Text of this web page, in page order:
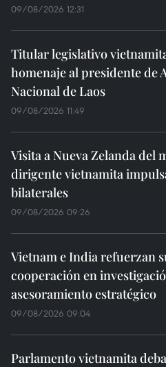
09/08/2026 12:31
Titular legislativo
homenaje al presidente de
Nacional de Laos
09/08/2026 11:49
Visita a Nueva Zelanda del
dirigente vietnamita
bilaterales
09/08/2026 09:26
Vietnam e India refuerzan
cooperación en
asesoramiento estratégico
09/08/2026 09:04
Parlamento vietnamita